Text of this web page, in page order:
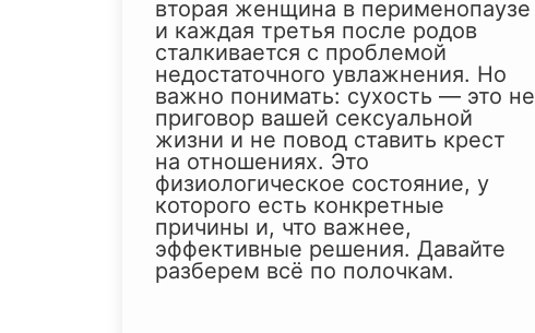
вторая женщина в перименопаузе
и каждая третья после родов
сталкивается с проблемой
недостаточного увлажнения. Но
важно понимать: сухость — это не
приговор вашей сексуальной
жизни и не повод ставить крест
на отношениях. Это
физиологическое состояние, у
которого есть конкретные
причины и, что важнее,
эффективные решения. Давайте
разберем всё по полочкам.